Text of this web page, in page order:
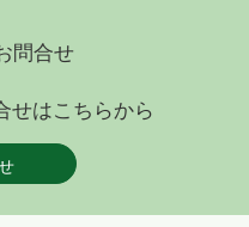
問合せ
せはこちらから